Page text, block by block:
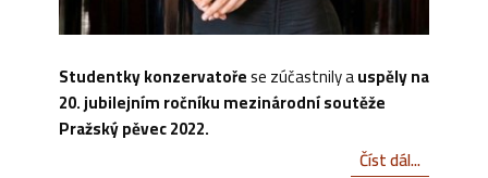
Studentky konzervatořese zúčastnily auspěly na
20. jubilejním ročníku mezinárodní soutěže
Pražský pěvec 2022.
Číst dál...